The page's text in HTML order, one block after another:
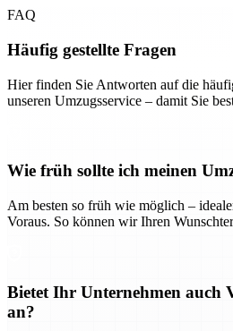
FAQ
Häufig gestellte Fragen
Hier finden Sie Antworten auf die
unseren Umzugsservice – damit Sie
Wie früh sollte ich meinen
Am besten so früh wie möglich –
Voraus. So können wir Ihren
Bietet Ihr Unternehmen auch
an?